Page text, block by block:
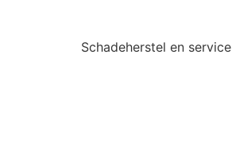
Schadeherstel en service